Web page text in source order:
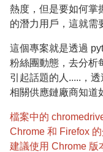
熱度，但是要如何掌
的潛力用戶，這就需
這個專案就是透過
粉絲團動態，去分析
引起話題的人.....，
相關供應鏈廠商知道
檔案中的
Chrome 和 Firefox
建議使用 Chrome 版